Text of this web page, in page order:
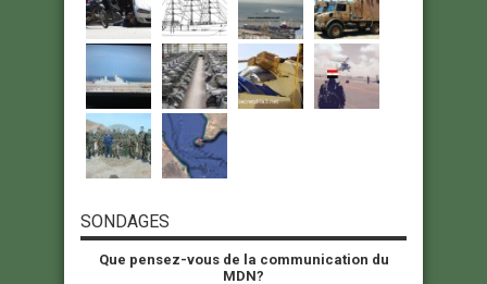
SONDAGES
Que pensez-vous de la communication du
MDN?